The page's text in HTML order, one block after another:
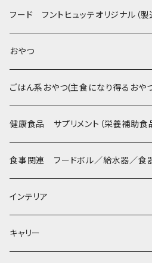
Sサイズ(テープ幅1.5cm) _ 首輪&リードセ
Sサイズ(テープ幅1.5cm) _ ハーネス&リー
XSサイズ(テープ幅1.0cm) _ ハーネス&リ
XSサイズ(テープ幅1.0cm) _ 首輪
フントヒュッテオリジナル Silver(販
Collar & Leash - XS（超小型犬・幼犬用）
Harness & Leash - XS（超小型犬･幼犬用
フントヒュッテオリジナル Woven
Harness & Leash - XS
Collar & Leash Set - S
セレクト
幼犬・超小型犬用 _ 幅1.0cm
小型犬用 _ 幅1.5cm
flexi フレキシリード(伸縮リード)
ライト
etc.
たまごちゃん
BESTEVER / ベストエバー
iDog&iCat
ぬいぐるみ
ラテックスTOY
PomPreece / ポンポリース
デンタル
etc.
BITE ME
フード フントヒュッテオリジナル（製
おやつ
Bon・rupa(ボンルパ)
京
Bonpuchi
職人の味
ジャーキー
和菓子
愛犬の健康おやつ
POCHETINO
etc.
ごはん系おやつ(主食になり得るお
健康食品 サプリメント（栄養補助食
涙やけ対策
健康維持
食糞防止
食事関連 フードボル／給水器／食
フードボウル
給水器
インテリア
カドラー／ベッド
キャリー